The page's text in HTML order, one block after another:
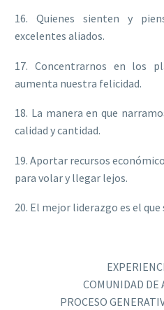
16. Quienes sienten y
excelentes aliados.
17. Concentrarnos en los
aumenta nuestra felicidad.
18. La manera en que
calidad y cantidad.
19. Aportar recursos
para volar y llegar lejos.
20. El mejor liderazgo es el
COMUNIDAD DE
PROCESO